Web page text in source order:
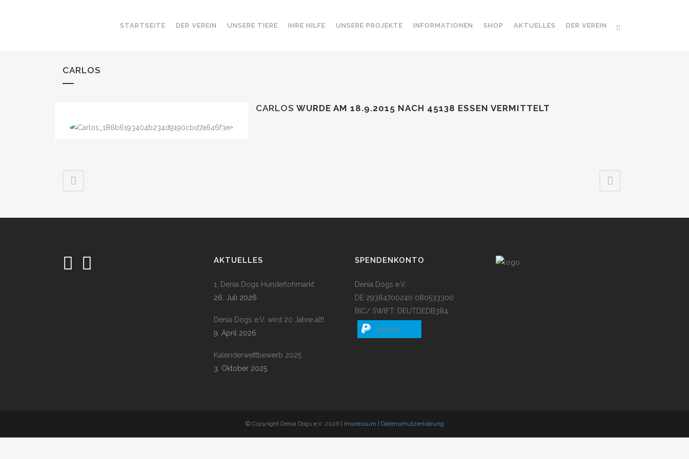
STARTSEITE DER VEREIN UNSERE TIERE IHRE HILFE UNSERE PROJEKTE INFORMATIONEN SHOP AKTUELLES DER VEREIN
CARLOS
CARLOS WURDE AM 18.9.2015 NACH 45138 ESSEN VERMITTELT
AKTUELLES
1. Denia Dogs Hundeflohmarkt
26. Juli 2026
Denia Dogs e.V. wird 20 Jahre alt!
9. April 2026
Kalenderwettbewerb 2025
3. Oktober 2025
SPENDENKONTO
Denia Dogs e.V.
DE 29384700240 080533300
BIC/ SWIFT: DEUTDEDB384
spenden
© Copyright Denia Dogs e.V. 2026 | Impressum Datenschutzerklärung